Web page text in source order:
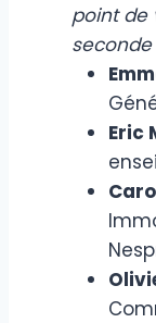
point de
seconde
Eric